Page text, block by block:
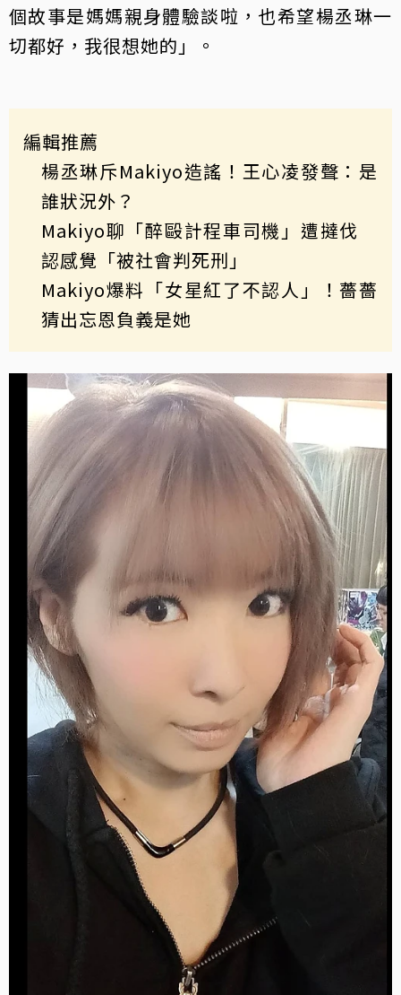
個故事是媽媽親身體驗談啦，也希望楊丞琳一
切都好，我很想她的」。
編輯推薦
楊丞琳斥Makiyo造謠！王心凌發聲：是
誰狀況外？
Makiyo聊「醉毆計程車司機」遭撻伐
認感覺「被社會判死刑」
Makiyo爆料「女星紅了不認人」！薔薔
猜出忘恩負義是她